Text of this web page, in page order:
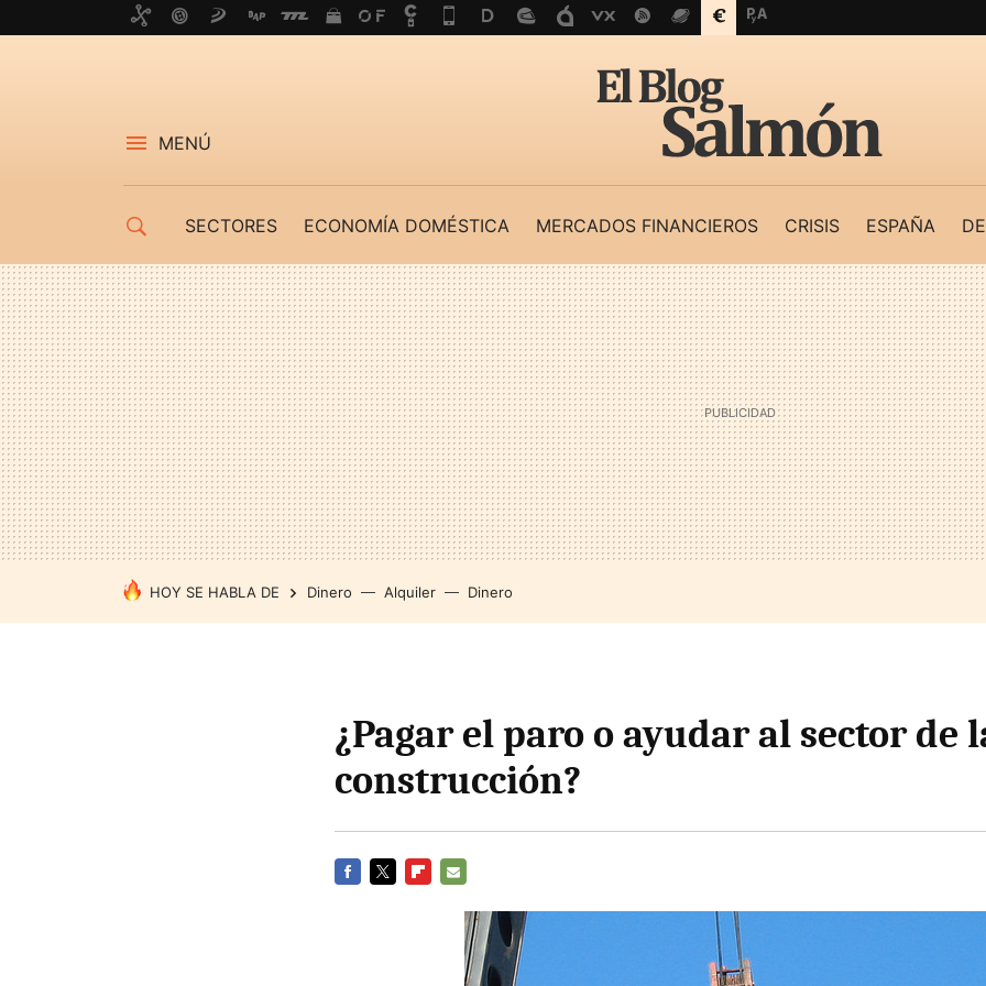
MENÚ
SECTORES ECONOMÍA DOMÉSTICA MERCADOS FINANCIEROS CRISIS ESPAÑA
HOY SE HABLA DE Dinero Alquiler Dinero
¿Pagar el paro o ayudar al sector de
construcción?
MAIL